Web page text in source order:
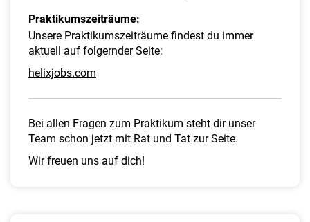
Praktikumszeiträume:
Unsere Praktikumszeiträume findest du immer
aktuell auf folgernder Seite:
helixjobs.com
Bei allen Fragen zum Praktikum steht dir unser
Team schon jetzt mit Rat und Tat zur Seite.
Wir freuen uns auf dich!